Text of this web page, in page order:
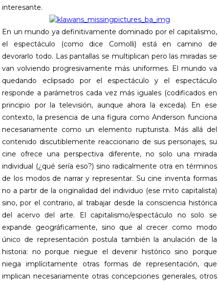
interesante.
En un mundo ya definitivamente dominado por el capitalismo,
el espectáculo (como dice Comolli) está en camino de
devorarlo todo. Las pantallas se multiplican pero las miradas se
van volviendo progresivamente más uniformes. El mundo va
quedando eclipsado por el espectáculo y el espectáculo
responde a parámetros cada vez más iguales (codificados en
principio por la televisión, aunque ahora la exceda). En ese
contexto, la presencia de una figura como Anderson funciona
necesariamente como un elemento rupturista. Más allá del
contenido discutiblemente reaccionario de sus personajes, su
cine ofrece una perspectiva diferente, no solo una mirada
individual (¿qué sería eso?) sino radicalmente otra en términos
de los modos de narrar y representar. Su cine inventa formas
no a partir de la originalidad del individuo (ese mito capitalista)
sino, por el contrario, al trabajar desde la consciencia histórica
del acervo del arte. El capitalismo/espectáculo no solo se
expande geográficamente, sino que al crecer como modo
único de representación postula también la anulación de la
historia: no porque niegue el devenir histórico sino porque
niega implícitamente otras formas de representación, que
implican necesariamente otras concepciones generales, otros